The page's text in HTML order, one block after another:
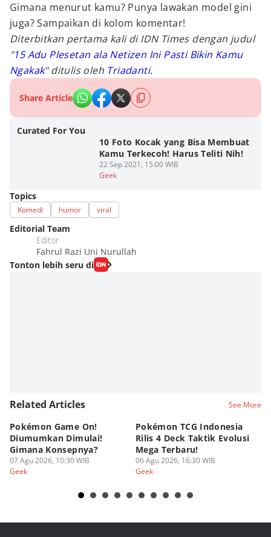
Gimana menurut kamu? Punya lawakan model gini
juga? Sampaikan di kolom komentar!
Diterbitkan pertama kali di IDN Times dengan judul
"15 Adu Plesetan ala Netizen Ini Pasti Bikin Kamu
Ngakak" ditulis oleh Triadanti.
Share Article
Curated For You
10 Foto Kocak yang Bisa Membuat
Kamu Terkecoh! Harus Teliti Nih!
22 Sep 2021, 15:00 WIB
Geek
Topics
Komedi humor viral
Editorial Team
Editor
Fahrul Razi Uni Nurullah
Tonton lebih seru di
Related Articles See More
Pokémon Game On!
Diumumkan Dimulai!
Gimana Konsepnya?
07 Agu 2026, 10:30 WIB
Geek
Pokémon TCG Indonesia
Rilis 4 Deck Taktik Evolusi
Mega Terbaru!
06 Agu 2026, 16:30 WIB
Geek